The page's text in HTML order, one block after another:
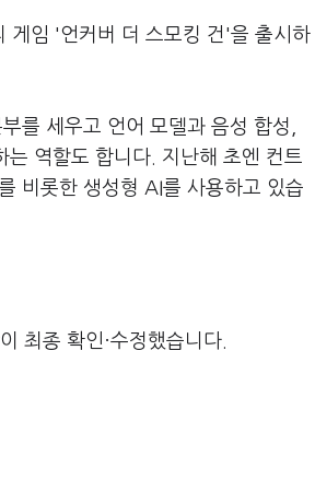
게임 '언커버 더 스모킹 건'을 출시하
를 세우고 언어 모델과 음성 합성,
는 역할도 합니다. 지난해 초엔 컨트
비롯한 생성형 AI를 사용하고 있습
최종 확인·수정했습니다.